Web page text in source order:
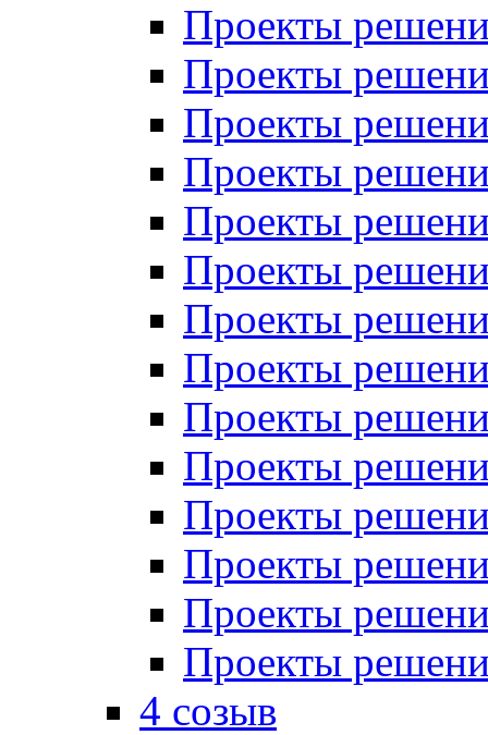
Проекты
Проекты
Проекты
Проекты
Проекты
Проекты
Проекты
Проекты
Проекты
Проекты
Проекты
Проекты
Проекты
Проекты
4 созыв